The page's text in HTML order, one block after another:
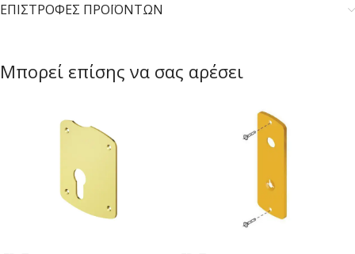
ΕΠΙΣΤΡΟΦΕΣ ΠΡΟΪΟΝΤΩΝ
Μπορεί επίσης να σας αρέσει